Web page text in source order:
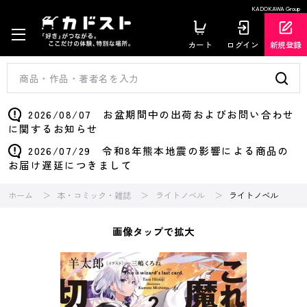
KADOKAWA Group
カート ログイン 新規登録
2026/08/07 お盆期間中の出荷およびお問い合わせ
に関するお知らせ
2026/07/29 令和8年熊本地震の影響による商品の
お届け遅延につきまして
ホーム 本・コミック・雑誌 ライトノベル ライトノベル
画像タップで拡大